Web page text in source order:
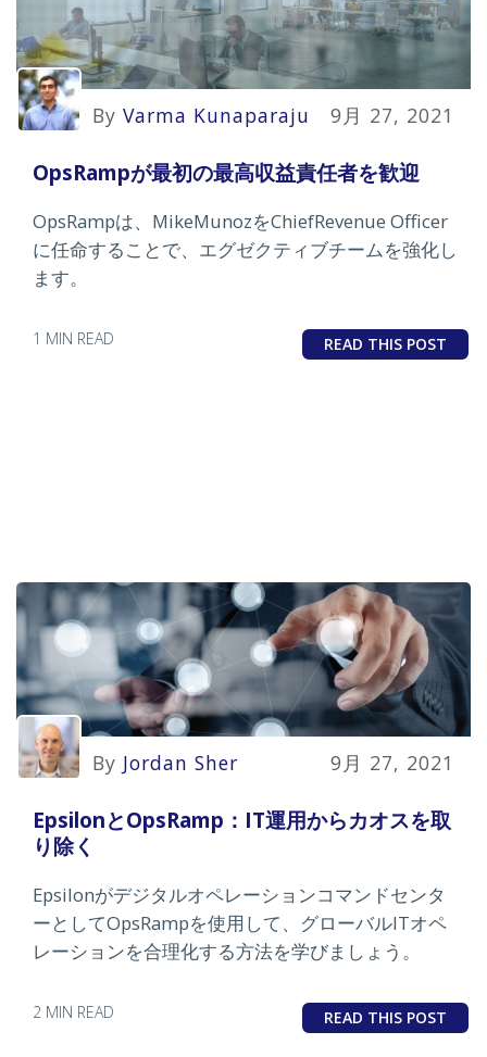
By Varma Kunaparaju 9月 27, 2021
OpsRampが最初の最高収益責任者を歓迎
OpsRampは、MikeMunozをChiefRevenue Officer
に任命することで、エグゼクティブチームを強化し
ます。
1 MIN READ READ THIS POST
By Jordan Sher 9月 27, 2021
EpsilonとOpsRamp：IT運用からカオスを取
り除く
Epsilonがデジタルオペレーションコマンドセンタ
ーとしてOpsRampを使用して、グローバルITオペ
レーションを合理化する方法を学びましょう。
2 MIN READ READ THIS POST